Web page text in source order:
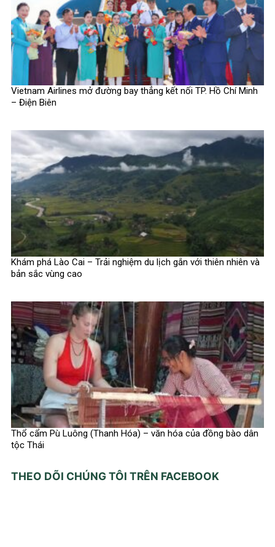
Vietnam Airlines mở đường bay thẳng kết nối TP. Hồ Chí Minh
– Điện Biên
Khám phá Lào Cai – Trải nghiệm du lịch gắn với thiên nhiên và
bản sắc vùng cao
Thổ cẩm Pù Luông (Thanh Hóa) – văn hóa của đồng bào dân
tộc Thái
THEO DÕI CHÚNG TÔI TRÊN FACEBOOK